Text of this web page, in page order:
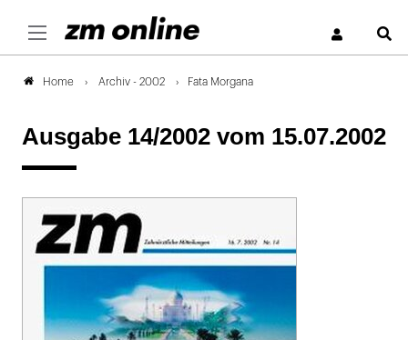
Home Archiv - 2002 Fata Morgana
Ausgabe 14/2002 vom 15.07.2002